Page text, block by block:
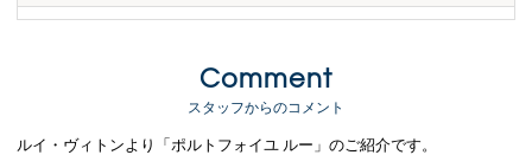
Comment
スタッフからのコメント
ルイ・ヴィトンより「ポルトフォイユ ルー」のご紹介です。